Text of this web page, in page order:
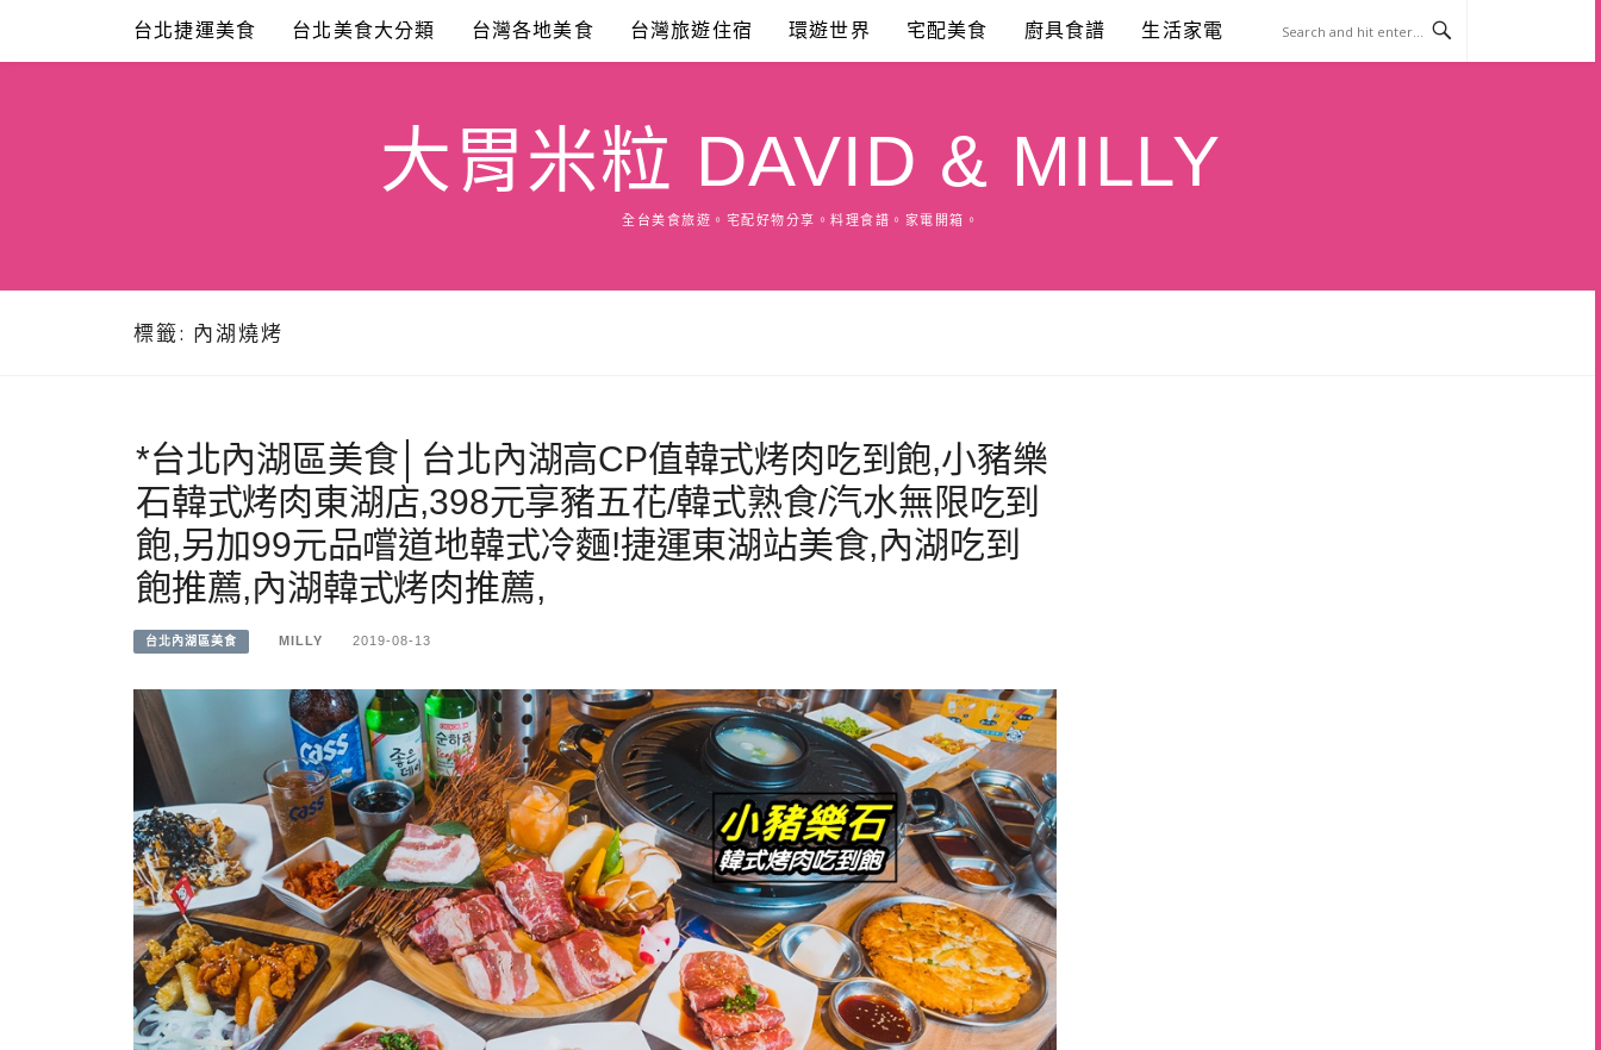
content
台北捷運美食 台北美食大分類 台灣各地美食 台灣旅遊住宿 環遊世界 宅配美食 廚具食譜 生活家電
大胃米粒 DAVID & MILLY
全台美食旅遊。宅配好物分享。料理食譜。家電開箱。
標籤: 內湖燒烤
*台北內湖區美食│台北內湖高CP值韓式烤肉吃到飽,小豬樂
石韓式烤肉東湖店,398元享豬五花/韓式熟食/汽水無限吃到
飽,另加99元品嚐道地韓式冷麵!捷運東湖站美食,內湖吃到
飽推薦,內湖韓式烤肉推薦,
台北內湖區美食 MILLY 2019-08-13